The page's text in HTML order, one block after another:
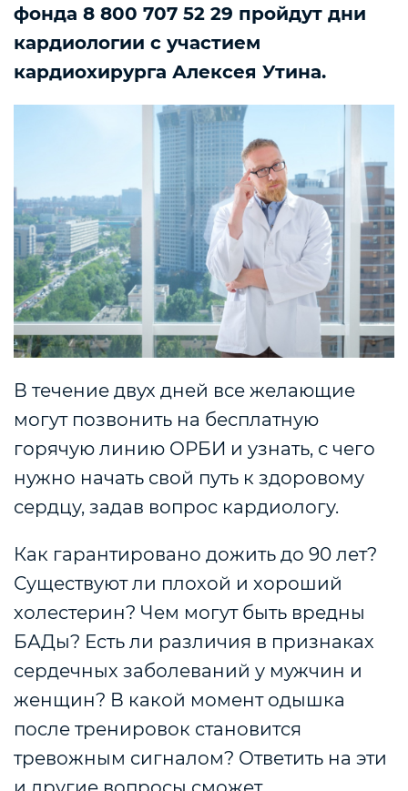
фонда 8 800 707 52 29 пройдут дни
кардиологии с участием
кардиохирурга Алексея Утина.
В течение двух дней все желающие
могут позвонить на бесплатную
горячую линию ОРБИ и узнать, с чего
нужно начать свой путь к здоровому
сердцу, задав вопрос кардиологу.
Как гарантировано дожить до 90 лет?
Существуют ли плохой и хороший
холестерин? Чем могут быть вредны
БАДы? Есть ли различия в признаках
сердечных заболеваний у мужчин и
женщин? В какой момент одышка
после тренировок становится
тревожным сигналом? Ответить на эти